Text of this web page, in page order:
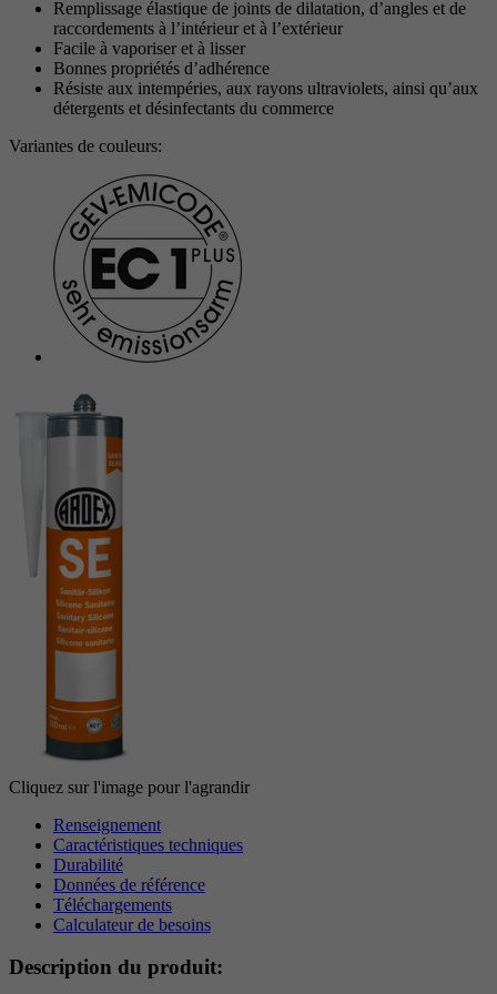
Remplissage élastique de joints de dilatation, d’angles et de
raccordements à l’intérieur et à l’extérieur
Facile à vaporiser et à lisser
Bonnes propriétés d’adhérence
Résiste aux intempéries, aux rayons ultraviolets, ainsi qu’aux
détergents et désinfectants du commerce
Variantes de couleurs:
Cliquez sur l'image pour l'agrandir
Renseignement
Caractéristiques techniques
Durabilité
Données de référence
Téléchargements
Calculateur de besoins
Description du produit:
Période 1 An
Objectif Définit les paramètres des groupes de cookies.
Prestataire .myfonts.net
Période 30 minutes
Objectif
Sert de licence pour l’utilisation d’une police
de myfonts.net.
Nom
Prestataire
Période
Objectif
avancée des scripts et des événements.
Nom _gat
Prestataire Google
Période 1 Jour
Objectif
Cookie Google pour contrôler la gestion
avancée des scripts et des événements.
Objectif Google Maps Karte für die Außendienstsuche